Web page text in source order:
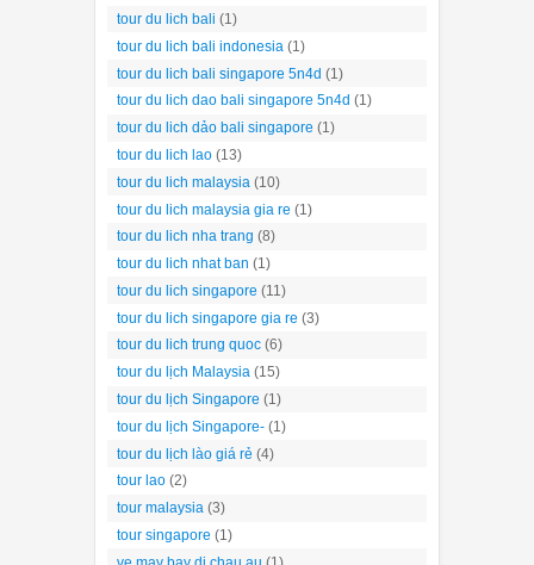
tour du lich bali (1)
tour du lich bali indonesia (1)
tour du lich bali singapore 5n4d (1)
tour du lich dao bali singapore 5n4d (1)
tour du lich dảo bali singapore (1)
tour du lich lao (13)
tour du lich malaysia (10)
tour du lich malaysia gia re (1)
tour du lich nha trang (8)
tour du lich nhat ban (1)
tour du lich singapore (11)
tour du lich singapore gia re (3)
tour du lich trung quoc (6)
tour du lịch Malaysia (15)
tour du lịch Singapore (1)
tour du lịch Singapore- (1)
tour du lịch lào giá rẻ (4)
tour lao (2)
tour malaysia (3)
tour singapore (1)